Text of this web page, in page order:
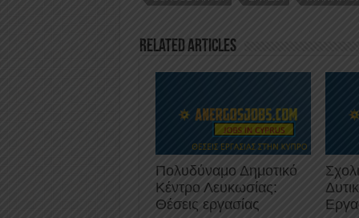
o
o
k
n
p
Related Articles
Πολυδύναμο Δημοτικό
Κέντρο Λευκωσίας:
Θέσεις εργασίας